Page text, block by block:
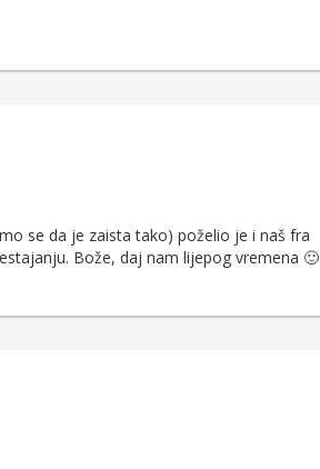
se da je zaista tako) poželio je i naš fra
Bože, daj nam lijepog vremena 🙂